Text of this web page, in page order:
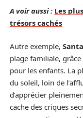
A voir aussi : Les
trésors cachés
Autre exemple,
plage familiale,
pour les enfants. La
du soleil, loin de
d’apprécier
cache des criques